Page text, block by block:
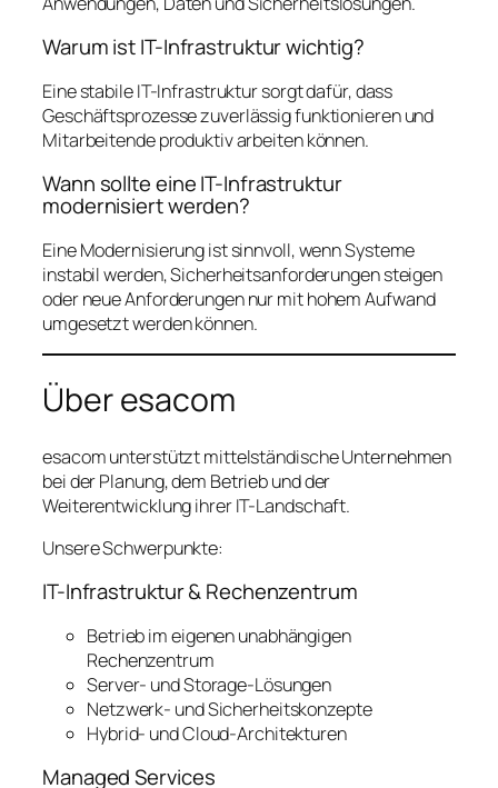
Warum ist IT-Infrastruktur wichtig?
Eine stabile IT-Infrastruktur sorgt dafür, dass
Geschäftsprozesse zuverlässig funktionieren und
Mitarbeitende produktiv arbeiten können.
Wann sollte eine IT-Infrastruktur
modernisiert werden?
Eine Modernisierung ist sinnvoll, wenn Systeme
instabil werden, Sicherheitsanforderungen steigen
oder neue Anforderungen nur mit hohem Aufwand
umgesetzt werden können.
Über esacom
esacom unterstützt mittelständische Unternehmen
bei der Planung, dem Betrieb und der
Weiterentwicklung ihrer IT-Landschaft.
Unsere Schwerpunkte:
IT-Infrastruktur & Rechenzentrum
Betrieb im eigenen unabhängigen
Rechenzentrum
Server- und Storage-Lösungen
Netzwerk- und Sicherheitskonzepte
Hybrid- und Cloud-Architekturen
Managed Services